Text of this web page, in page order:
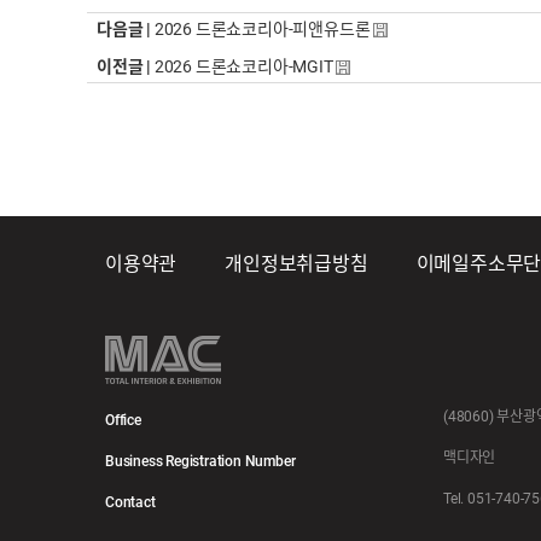
다음글 | 2026 드론쇼코리아-피앤유드론
이전글 | 2026 드론쇼코리아-MGIT
이용약관 개인정보취급방침 이메일주소무
Office (48060) 부산광
Business Registration Number 맥디자인
Contact Tel. 051-740-